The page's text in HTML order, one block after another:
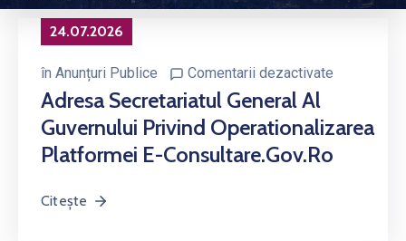
24.07.2026
în Anunțuri Publice Comentarii dezactivate
Adresa Secretariatul General Al
Guvernului Privind Operationalizarea
Platformei E-Consultare.gov.ro
Citește